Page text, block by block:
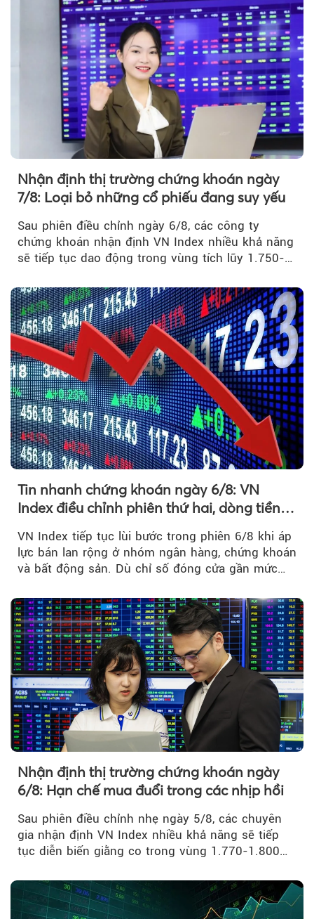
Theo
Nhận định thị trường chứng khoán ngày
7/8: Loại bỏ những cổ phiếu đang suy yếu
Sau phiên điều chỉnh ngày 6/8, các công ty
chứng khoán nhận định VN Index nhiều khả năng
sẽ tiếp tục dao động trong vùng tích lũy 1.750-
Tin nhanh chứng khoán ngày 6/8: VN
Index điều chỉnh phiên thứ hai, dòng tiền
chờ phản ứng tại vùng MA20
VN Index tiếp tục lùi bước trong phiên 6/8 khi áp
lực bán lan rộng ở nhóm ngân hàng, chứng khoán
và bất động sản. Dù chỉ số đóng cửa gần mức
Nhận định thị trường chứng khoán ngày
6/8: Hạn chế mua đuổi trong các nhịp hồi
Sau phiên điều chỉnh nhẹ ngày 5/8, các chuyên
gia nhận định VN Index nhiều khả năng sẽ tiếp
tục diễn biến giằng co trong vùng 1.770-1.800